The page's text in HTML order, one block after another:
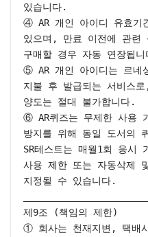
있습니다.
④ AR 개인 아이디 유효기
있으며, 만료 이전에 관련
구매할 경우 자동 연장됩니
⑤ AR 개인 아이디는 르네
지불 후 발급되는 서비스
양도는 절대 불가합니다.
⑥ AR퀴즈는 무제한 사용
방지를 위해 동일 도서의
SR테스트는 매월1회 응시
사용 제한 또는 자동삭제
지정될 수 있습니다.
제9조 (책임의 제한)
① 회사는 천재지변, 택배